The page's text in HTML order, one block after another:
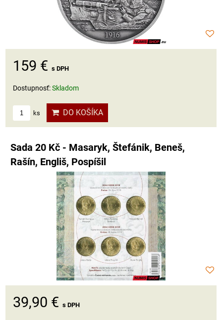
159 € s DPH
Dostupnosť:Skladom
ks DO KOŠÍKA
Sada 20 Kč - Masaryk, Štefánik, Beneš,
Rašín, Engliš, Pospíšil
39,90 € s DPH